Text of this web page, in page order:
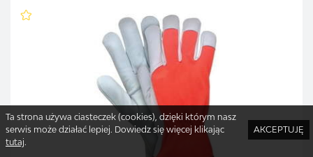
Ta strona używa ciasteczek (cookies), dzięki którym nasz
serwis może działać lepiej. Dowiedz się więcej klikając
tutaj.
AKCEPTUJĘ